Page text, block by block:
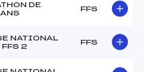
DE
FFS
NATIONAL
FFS 2
FFS